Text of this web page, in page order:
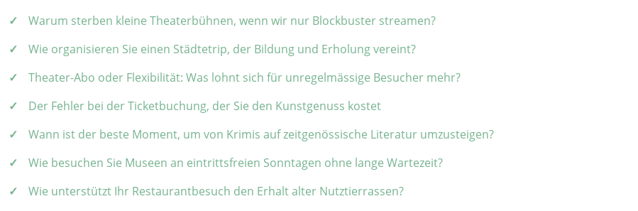
Warum sterben kleine Theaterbühnen, wenn wir nur Blockbuster streamen?
Wie organisieren Sie einen Städtetrip, der Bildung und Erholung vereint?
Theater-Abo oder Flexibilität: Was lohnt sich für unregelmässige Besucher mehr?
Der Fehler bei der Ticketbuchung, der Sie den Kunstgenuss kostet
Wann ist der beste Moment, um von Krimis auf zeitgenössische Literatur umzusteigen?
Wie besuchen Sie Museen an eintrittsfreien Sonntagen ohne lange Wartezeit?
Wie unterstützt Ihr Restaurantbesuch den Erhalt alter Nutztierrassen?